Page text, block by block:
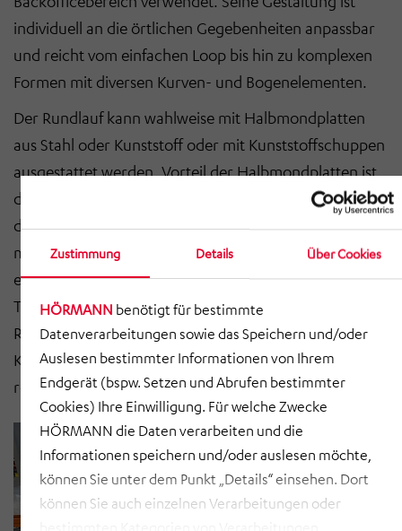
Zustimmung Details Über Cookies
HÖRMANN benötigt für bestimmte
Datenverarbeitungen sowie das Speichern und/oder
Auslesen bestimmter Informationen von Ihrem
Endgerät (bspw. Setzen und Abrufen bestimmter
Cookies) Ihre Einwilligung. Für welche Zwecke
HÖRMANN die Daten verarbeiten und die
Informationen speichern und/oder auslesen möchte,
können Sie unter dem Punkt „Details“ einsehen. Dort
können Sie auch einzelnen Verarbeitungen oder
individuell an die örtlichen Gegebenheiten anpassbar
und reicht vom einfachen Loop bis hin zu komplexen
Formen mit diversen Kurven- und Bogenelementen.
Der Rundlauf kann wahlweise mit Halbmondplatten
aus Stahl oder Kunststoff oder mit Kunststoffschuppen
ausgestattet werden. Vorteil der Halbmondplatten ist,
dass ein Heben der Platten in der Förderstrecke und
damit ein Erreichen der beweglichen Teile nicht
möglich ist. Die Kunststoffschuppen hingegen
ermöglichen es, die gesamte Rundlaufbreite für den
Transport der Pakete zu verwenden. Der Antrieb des
Rundlaufs kann dabei entweder formschlüssig mittels
Kette oder reibschlüssig mittels Poly-V-Riemen
realisiert werden.